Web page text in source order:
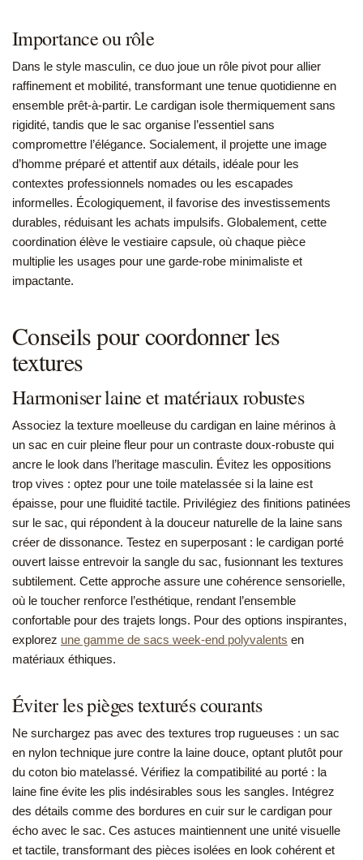
Importance ou rôle
Dans le style masculin, ce duo joue un rôle pivot pour allier
raffinement et mobilité, transformant une tenue quotidienne en
ensemble prêt-à-partir. Le cardigan isole thermiquement sans
rigidité, tandis que le sac organise l’essentiel sans
compromettre l’élégance. Socialement, il projette une image
d’homme préparé et attentif aux détails, idéale pour les
contextes professionnels nomades ou les escapades
informelles. Écologiquement, il favorise des investissements
durables, réduisant les achats impulsifs. Globalement, cette
coordination élève le vestiaire capsule, où chaque pièce
multiplie les usages pour une garde-robe minimaliste et
impactante.
Conseils pour coordonner les
textures
Harmoniser laine et matériaux robustes
Associez la texture moelleuse du cardigan en laine mérinos à
un sac en cuir pleine fleur pour un contraste doux-robuste qui
ancre le look dans l’heritage masculin. Évitez les oppositions
trop vives : optez pour une toile matelassée si la laine est
épaisse, pour une fluidité tactile. Privilégiez des finitions patinées
sur le sac, qui répondent à la douceur naturelle de la laine sans
créer de dissonance. Testez en superposant : le cardigan porté
ouvert laisse entrevoir la sangle du sac, fusionnant les textures
subtilement. Cette approche assure une cohérence sensorielle,
où le toucher renforce l’esthétique, rendant l’ensemble
confortable pour des trajets longs. Pour des options inspirantes,
explorez une gamme de sacs week-end polyvalents en
matériaux éthiques.
Éviter les pièges texturés courants
Ne surchargez pas avec des textures trop rugueuses : un sac
en nylon technique jure contre la laine douce, optant plutôt pour
du coton bio matelassé. Vérifiez la compatibilité au porté : la
laine fine évite les plis indésirables sous les sangles. Intégrez
des détails comme des bordures en cuir sur le cardigan pour
écho avec le sac. Ces astuces maintiennent une unité visuelle
et tactile, transformant des pièces isolées en look cohérent et